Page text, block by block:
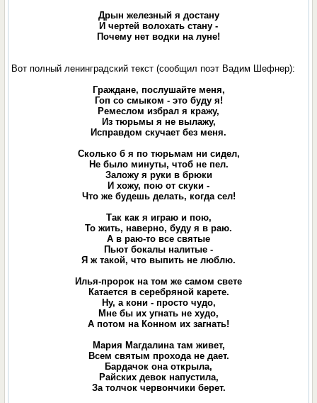
Дрын железный я достану
И чертей волохать стану -
Почему нет водки на луне!
Вот полный ленинградский текст (сообщил поэт Вадим Шефнер):
Граждане, послушайте меня,
Гоп со смыком - это буду я!
Ремеслом избрал я кражу,
Из тюрьмы я не вылажу,
Исправдом скучает без меня.
Сколько б я по тюрьмам ни сидел,
Не было минуты, чтоб не пел.
Заложу я руки в брюки
И хожу, пою от скуки -
Что же будешь делать, когда сел!
Так как я играю и пою,
То жить, наверно, буду я в раю.
А в раю-то все святые
Пьют бокалы налитые -
Я ж такой, что выпить не люблю.
Илья-пророк на том же самом свете
Катается в серебряной карете.
Ну, а кони - просто чудо,
Мне бы их угнать не худо,
А потом на Конном их загнать!
Мария Магдалина там живет,
Всем святым прохода не дает.
Бардачок она открыла,
Райских девок напустила,
За толчок червончики берет.